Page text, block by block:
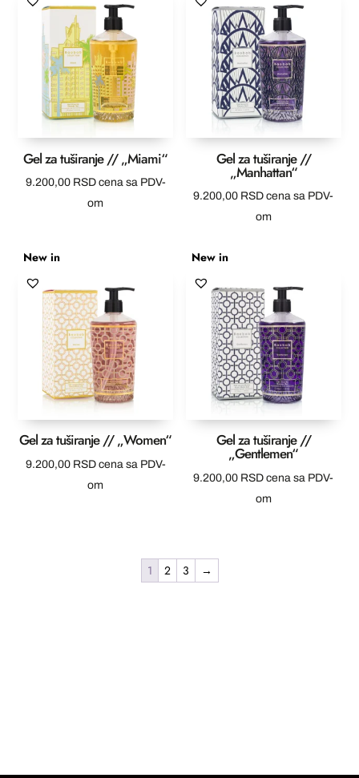
Gel za tuširanje // „Miami“
9.200,00 RSD cena sa PDV-
om
Gel za tuširanje //
„Manhattan“
9.200,00 RSD cena sa PDV-
om
New in
Gel za tuširanje // „Women“
9.200,00 RSD cena sa PDV-
om
New in
Gel za tuširanje //
„Gentlemen“
9.200,00 RSD cena sa PDV-
om
1 2 3 →